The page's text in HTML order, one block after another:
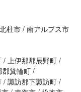
北杜市 南アルプス市
上伊那郡辰野町
郡箕輪町
諏訪郡下諏訪町